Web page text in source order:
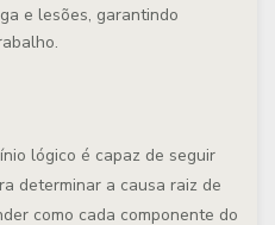
e lesões, garantindo
lógico é capaz de seguir
determinar a causa raiz de
como cada componente do